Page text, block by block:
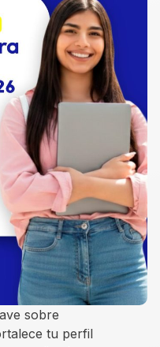
sobre
tu perfil